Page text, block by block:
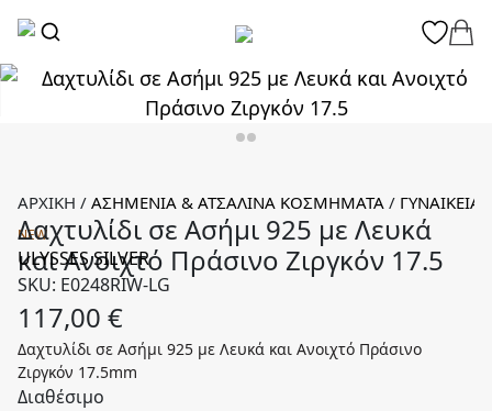
ΑΡΧΙΚΉ / ΑΣΗΜΈΝΙΑ & ΑΤΣΆΛΙΝΑ ΚΟΣΜΉΜΑΤΑ /
NEW
Δαχτυλίδι σε Ασήμι 925 με Λευκά
και Ανοιχτό Πράσινο Ζιργκόν 17.5
ULYSSES SILVER
SKU: E0248RIW-LG
117,00 €
Δαχτυλίδι σε Ασήμι 925 με Λευκά και Ανοιχτό Πράσινο
Ζιργκόν 17.5mm
Διαθέσιμο